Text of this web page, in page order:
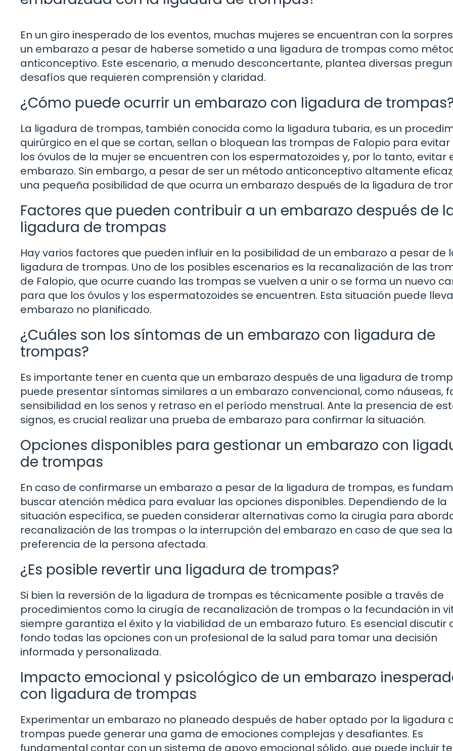
En un giro inesperado de los eventos, muchas mujeres se encuentran con la
un embarazo a pesar de haberse sometido a una ligadura de trompas como
anticonceptivo. Este escenario, a menudo desconcertante, plantea diversas
desafíos que requieren comprensión y claridad.
¿Cómo puede ocurrir un embarazo con ligadura de
La ligadura de trompas, también conocida como la ligadura tubaria, es un
quirúrgico en el que se cortan, sellan o bloquean las trompas de Falopio para evitar
los óvulos de la mujer se encuentren con los espermatozoides y, por lo tanto, evitar
embarazo. Sin embargo, a pesar de ser un método anticonceptivo altamente
una pequeña posibilidad de que ocurra un embarazo después de la ligadura de
Factores que pueden contribuir a un embarazo después de
ligadura de trompas
Hay varios factores que pueden influir en la posibilidad de un embarazo a pesar de
ligadura de trompas. Uno de los posibles escenarios es la recanalización de las
de Falopio, que ocurre cuando las trompas se vuelven a unir o se forma un nuevo
para que los óvulos y los espermatozoides se encuentren. Esta situación puede
embarazo no planificado.
¿Cuáles son los síntomas de un embarazo con ligadura de
trompas?
Es importante tener en cuenta que un embarazo después de una ligadura de
puede presentar síntomas similares a un embarazo convencional, como náuseas,
sensibilidad en los senos y retraso en el período menstrual. Ante la presencia de
signos, es crucial realizar una prueba de embarazo para confirmar la situación.
Opciones disponibles para gestionar un embarazo con
de trompas
En caso de confirmarse un embarazo a pesar de la ligadura de trompas, es
buscar atención médica para evaluar las opciones disponibles. Dependiendo de la
situación específica, se pueden considerar alternativas como la cirugía para
recanalización de las trompas o la interrupción del embarazo en caso de que sea la
preferencia de la persona afectada.
¿Es posible revertir una ligadura de trompas?
Si bien la reversión de la ligadura de trompas es técnicamente posible a través de
procedimientos como la cirugía de recanalización de trompas o la fecundación in
siempre garantiza el éxito y la viabilidad de un embarazo futuro. Es esencial discutir
fondo todas las opciones con un profesional de la salud para tomar una decisión
informada y personalizada.
Impacto emocional y psicológico de un embarazo
con ligadura de trompas
Experimentar un embarazo no planeado después de haber optado por la ligadura
trompas puede generar una gama de emociones complejas y desafiantes. Es
fundamental contar con un sistema de apoyo emocional sólido, que puede incluir